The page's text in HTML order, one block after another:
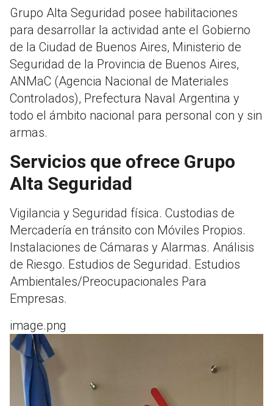
Grupo Alta Seguridad posee habilitaciones
para desarrollar la actividad ante el Gobierno
de la Ciudad de Buenos Aires, Ministerio de
Seguridad de la Provincia de Buenos Aires,
ANMaC (Agencia Nacional de Materiales
Controlados), Prefectura Naval Argentina y
todo el ámbito nacional para personal con y sin
armas.
Servicios que ofrece Grupo
Alta Seguridad
Vigilancia y Seguridad física. Custodias de
Mercadería en tránsito con Móviles Propios.
Instalaciones de Cámaras y Alarmas. Análisis
de Riesgo. Estudios de Seguridad. Estudios
Ambientales/Preocupacionales Para
Empresas.
image.png